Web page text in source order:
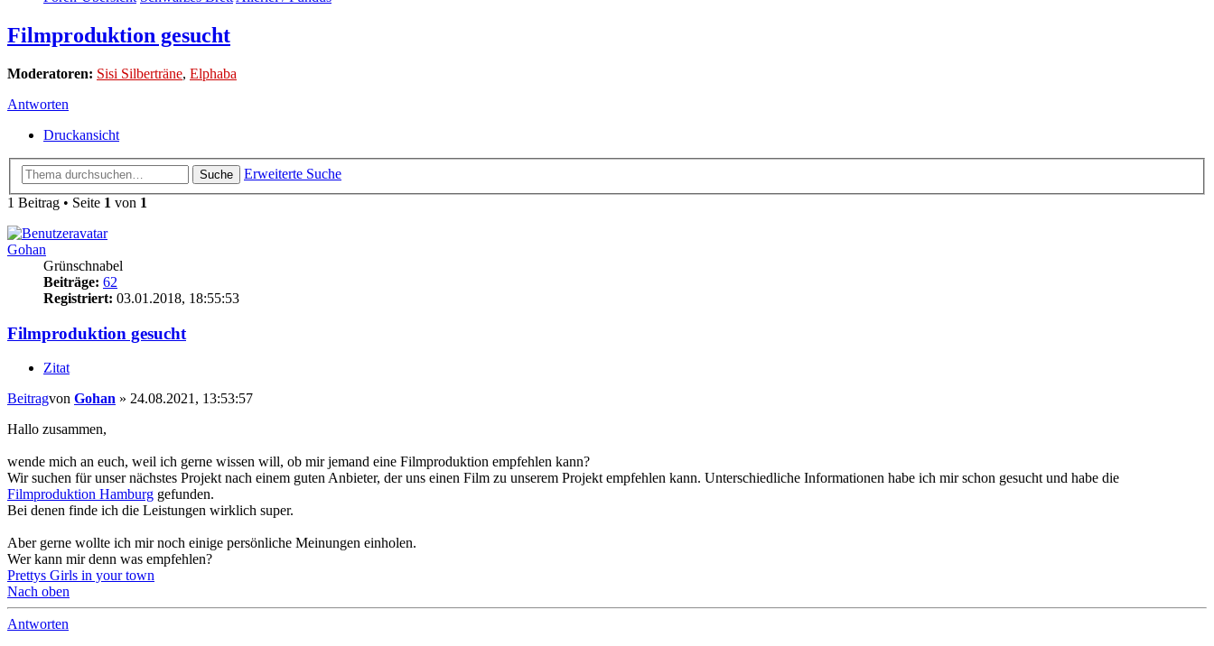
Filmproduktion gesucht
Moderatoren: Sisi Silberträne, Elphaba
Antworten
Druckansicht
Suche
Erweiterte Suche
1 Beitrag • Seite 1 von 1
Gohan
Grünschnabel
Beiträge: 62
Registriert: 03.01.2018, 18:55:53
Filmproduktion gesucht
Zitat
Beitragvon Gohan » 24.08.2021, 13:53:57
Hallo zusammen,
wende mich an euch, weil ich gerne wissen will, ob mir jemand eine Filmproduktion empfehlen kann?
Wir suchen für unser nächstes Projekt nach einem guten Anbieter, der uns einen Film zu unserem Projekt empfehlen kann. Unterschiedliche Informationen habe ich mir schon gesucht und habe die
Filmproduktion Hamburg gefunden.
Bei denen finde ich die Leistungen wirklich super.
Aber gerne wollte ich mir noch einige persönliche Meinungen einholen.
Wer kann mir denn was empfehlen?
Prettys Girls in your town
Nach oben
Antworten